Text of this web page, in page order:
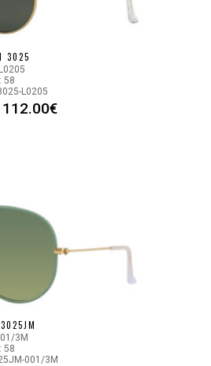
3025
58
L0205
112.00€
3M
58
001/3M